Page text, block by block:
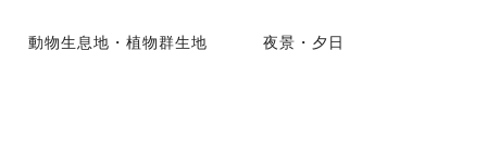
動物生息地・植物群生地 夜景・夕日